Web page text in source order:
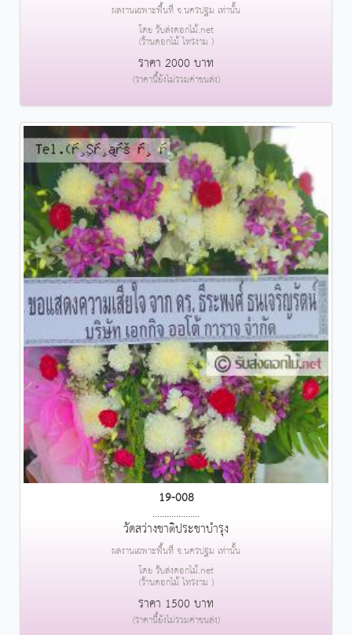
ผลงานเฉพาะพื้นที่ จ.นครปฐม เท่านั้น
โดย รับส่งดอกไม้.net
(ร้านดอกไม้ ไทรงาม )
ราคา 2000 บาท
(ราคานี้ยังไม่รวมค่าขนส่ง)
19-008
....................
วัดสว่างชาติประชาบำรุง
ผลงานเฉพาะพื้นที่ จ.นครปฐม เท่านั้น
โดย รับส่งดอกไม้.net
(ร้านดอกไม้ ไทรงาม )
ราคา 1500 บาท
(ราคานี้ยังไม่รวมค่าขนส่ง)